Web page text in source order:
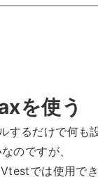
を使う
するだけで何も
のですが、
では使用で